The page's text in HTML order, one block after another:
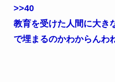
>>40
教育を受けた人間に大き
で埋まるのかわからんわ